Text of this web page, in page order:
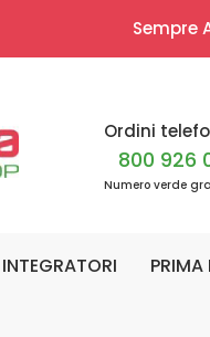
Sempre
Ordini
800 926
Numero verde
INTEGRATORI PRIMA